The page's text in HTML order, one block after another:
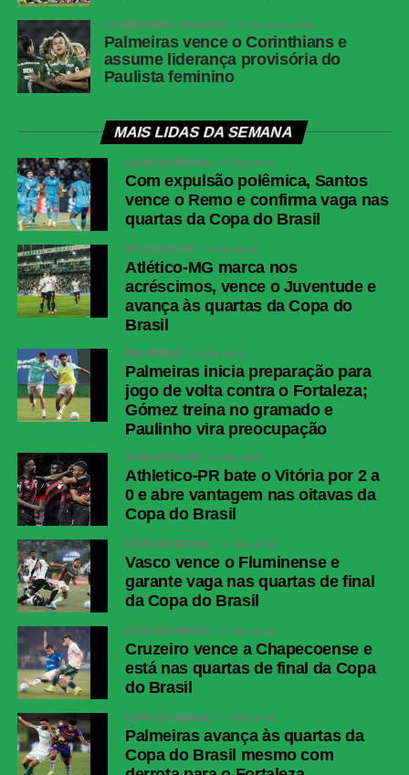
CAMPEONATO PAULISTA 2 semanas atrás
Palmeiras vence o Corinthians e
assume liderança provisória do
Paulista feminino
MAIS LIDAS DA SEMANA
COPA DO BRASIL 5 dias atrás
Com expulsão polêmica, Santos
vence o Remo e confirma vaga nas
quartas da Copa do Brasil
ATLÉTICO-MG 5 dias atrás
Atlético-MG marca nos
acréscimos, vence o Juventude e
avança às quartas da Copa do
Brasil
PALMEIRAS 6 dias atrás
Palmeiras inicia preparação para
jogo de volta contra o Fortaleza;
Gómez treina no gramado e
Paulinho vira preocupação
ATHLETICO-PR 6 dias atrás
Athletico-PR bate o Vitória por 2 a
0 e abre vantagem nas oitavas da
Copa do Brasil
COPA DO BRASIL 4 dias atrás
Vasco vence o Fluminense e
garante vaga nas quartas de final
da Copa do Brasil
COPA DO BRASIL 4 dias atrás
Cruzeiro vence a Chapecoense e
está nas quartas de final da Copa
do Brasil
COPA DO BRASIL 4 dias atrás
Palmeiras avança às quartas da
Copa do Brasil mesmo com